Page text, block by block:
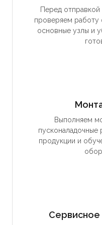
Перед
проверяем работу
основные узлы и
Выполняем
пусконаладочные
продукции и